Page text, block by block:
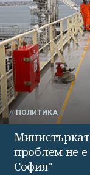
ПОЛИТИКА
проблем не
София"